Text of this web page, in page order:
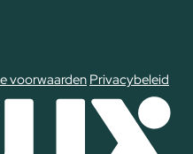
voorwaarden Privacybeleid